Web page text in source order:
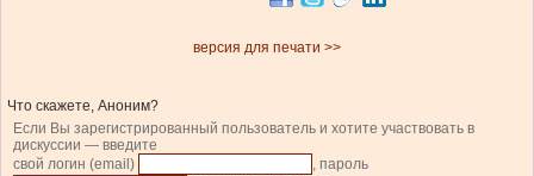
версия для печати >>
Что скажете, Аноним?
Если Вы зарегистрированный пользователь и хотите участвовать в
дискуссии — введите
свой логин (email)
, пароль